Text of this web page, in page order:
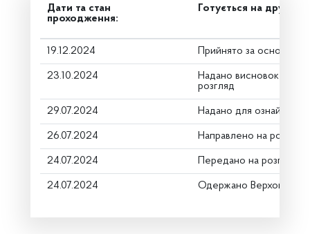
Дати та стан
проходження:
Готується на друге
19.12.2024 Прийнято за основу
23.10.2024
Надано висновок
розгляд
29.07.2024 Надано для
26.07.2024 Направлено на розгляд
24.07.2024 Передано на розгляд
24.07.2024 Одержано Верховною